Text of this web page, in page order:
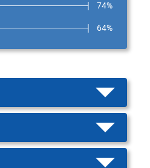
74%
64%